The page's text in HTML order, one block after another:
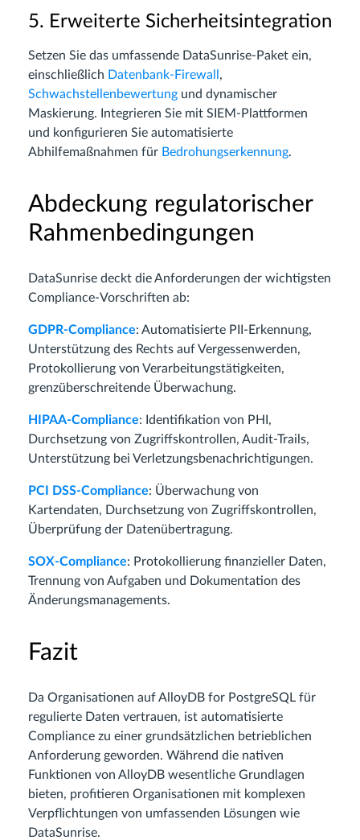
5. Erweiterte Sicherheitsintegration
Setzen Sie das umfassende DataSunrise-Paket ein,
einschließlich Datenbank-Firewall ,
Schwachstellenbewertung und dynamischer
Maskierung. Integrieren Sie mit SIEM-Plattformen
und konfigurieren Sie automatisierte
Abhilfemaßnahmen für Bedrohungserkennung.
Abdeckung regulatorischer
Rahmenbedingungen
DataSunrise deckt die Anforderungen der wichtigsten
Compliance-Vorschriften ab:
GDPR-Compliance: Automatisierte PII-Erkennung,
Unterstützung des Rechts auf Vergessenwerden,
Protokollierung von Verarbeitungstätigkeiten,
grenzüberschreitende Überwachung.
HIPAA-Compliance: Identifikation von PHI,
Durchsetzung von Zugriffskontrollen, Audit-Trails,
Unterstützung bei Verletzungsbenachrichtigungen.
PCI DSS-Compliance: Überwachung von
Kartendaten, Durchsetzung von Zugriffskontrollen,
Überprüfung der Datenübertragung.
SOX-Compliance: Protokollierung finanzieller Daten,
Trennung von Aufgaben und Dokumentation des
Änderungsmanagements.
Fazit
Da Organisationen auf AlloyDB for PostgreSQL für
regulierte Daten vertrauen, ist automatisierte
Compliance zu einer grundsätzlichen betrieblichen
Anforderung geworden. Während die nativen
Funktionen von AlloyDB wesentliche Grundlagen
bieten, profitieren Organisationen mit komplexen
Verpflichtungen von umfassenden Lösungen wie
DataSunrise.